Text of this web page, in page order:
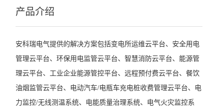
AWT
ADW2XX
ADW300
ADW400环保监测模块
产品介绍
安科瑞电气提供的解决方案包括变电所运维云平台、安全用电
管理云平台、环保用电监管云平台、智慧消防云平台、能源管
理云平台、工业企业能源管控平台、远程预付费云平台、餐饮
油烟监管云平台、电动汽车/电瓶车充电桩收费管理云平台、电
力监控/无线测温系统、电能质量治理系统、电气火灾监控系